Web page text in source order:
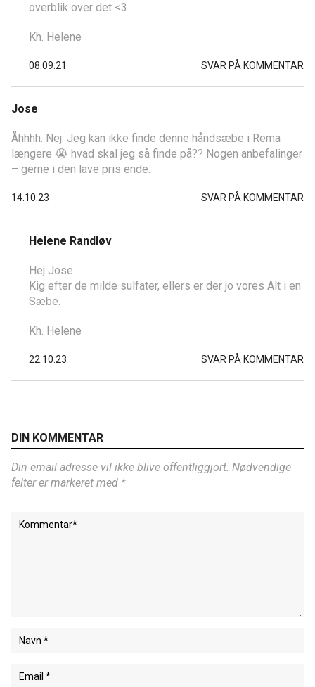
overblik over det <3
Kh. Helene
08.09.21 SVAR PÅ KOMMENTAR
Jose
Åhhhh. Nej. Jeg kan ikke finde denne håndsæbe i Rema
længere 😭 hvad skal jeg så finde på?? Nogen anbefalinger
– gerne i den lave pris ende.
14.10.23 SVAR PÅ KOMMENTAR
Helene Randløv
Hej Jose
Kig efter de milde sulfater, ellers er der jo vores Alt i en
Sæbe.
Kh. Helene
22.10.23 SVAR PÅ KOMMENTAR
DIN KOMMENTAR
Din email adresse vil ikke blive offentliggjort. Nødvendige
felter er markeret med *